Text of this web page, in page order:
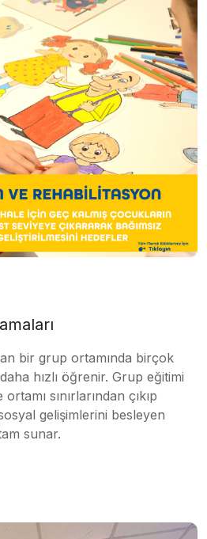
bir grup ortamında birçok
hızlı öğrenir. Grup eğitimi
sınırlarından çıkıp
gelişimlerini besleyen
sunar.